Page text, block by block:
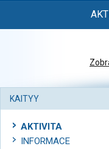
KAITYY
AKTIVITA
INFORMACE